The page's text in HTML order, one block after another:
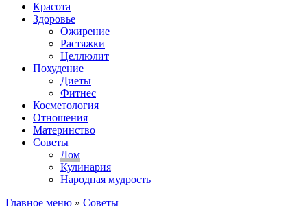
Красота
Здоровье
Ожирение
Растяжки
Целлюлит
Похудение
Диеты
Фитнес
Косметология
Отношения
Материнство
Советы
Дом
Кулинария
Народная мудрость
Главное меню » Советы